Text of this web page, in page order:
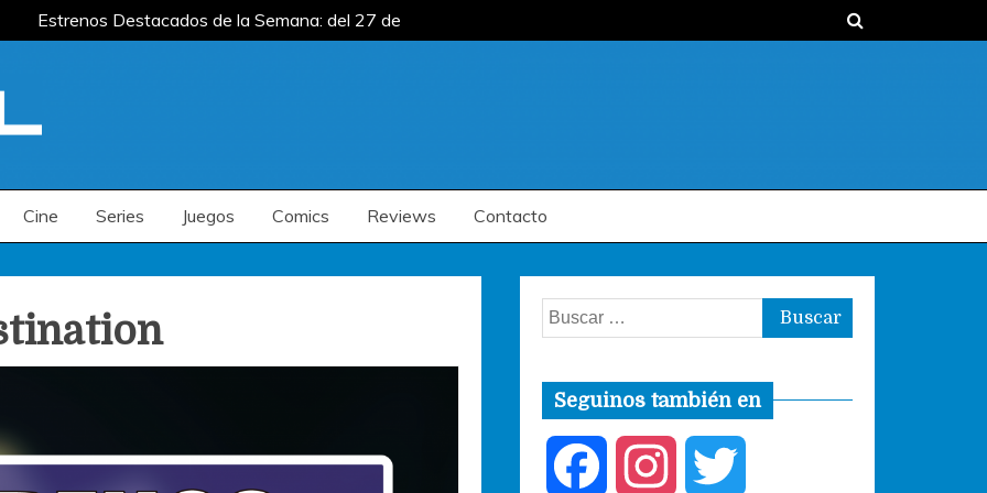
Estrenos Destacados de la Semana: del 27 de
del 20 al 26 de julio
Cine Series Juegos Comics Reviews Contacto
Buscar:
Seguinos también en